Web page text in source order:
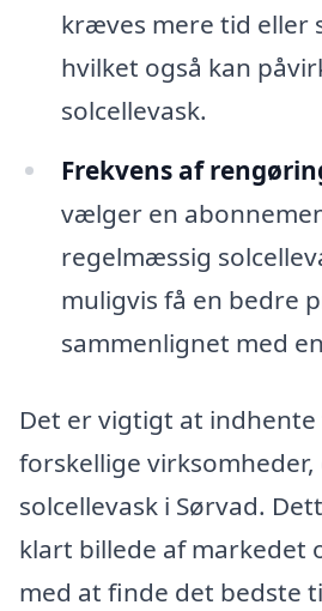
kræves mere tid eller
hvilket også kan
solcellevask.
Frekvens af
vælger en
regelmæssig
muligvis få en bedre
sammenlignet med
Det er vigtigt at
forskellige
solcellevask i Sørvad.
klart billede af markedet
med at finde det bedste